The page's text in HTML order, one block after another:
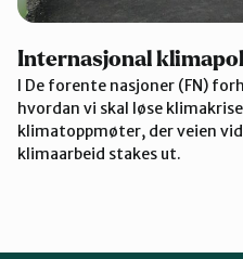
Internasjonal
I De forente nasjoner (FN)
hvordan vi skal løse
klimatoppmøter, der veien
klimaarbeid stakes ut.